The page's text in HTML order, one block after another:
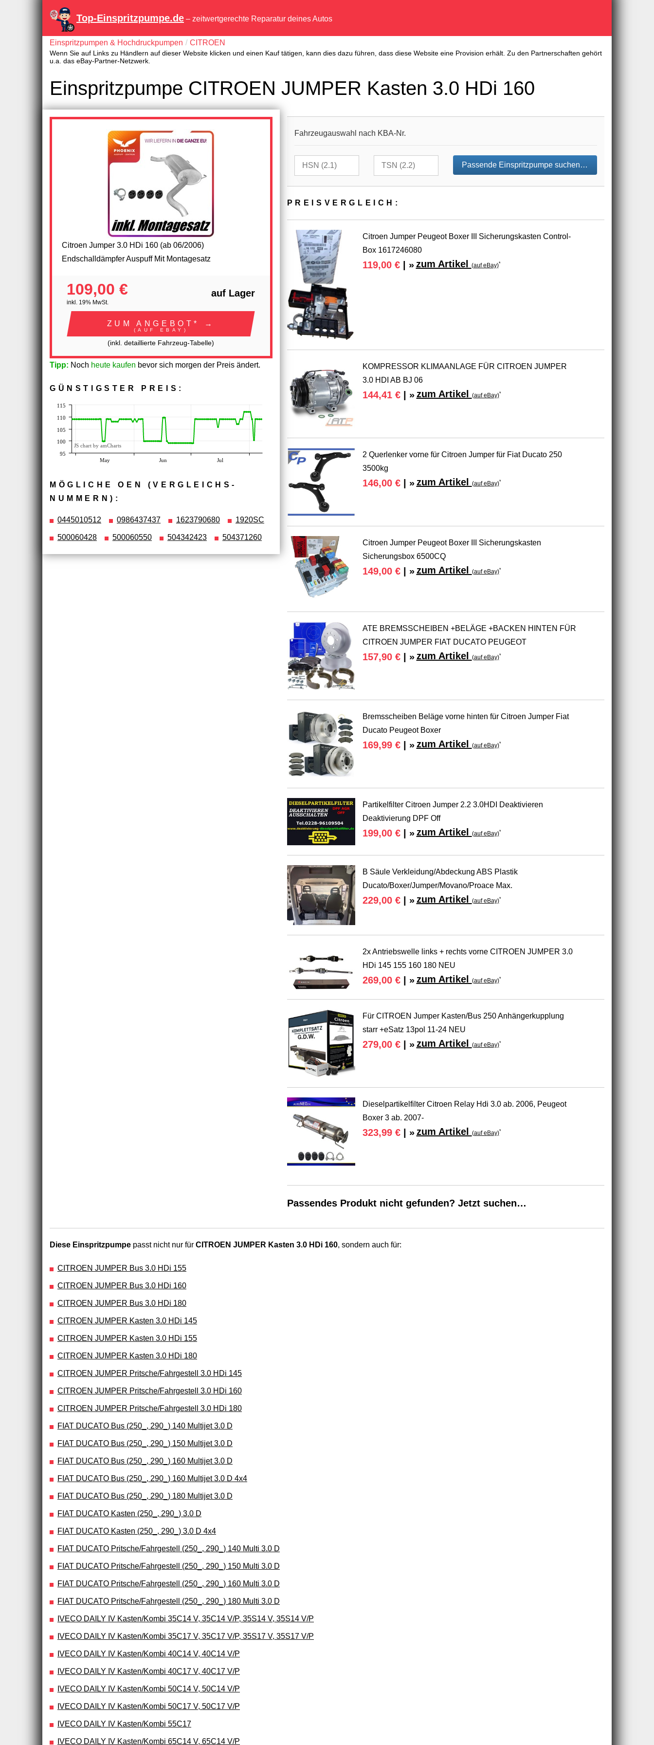
Top-Einspritzpumpe.de – zeitwertgerechte Reparatur deines Autos
Einspritzpumpen & Hochdruckpumpen CITROEN
Wenn Sie auf Links zu Händlern auf dieser Website klicken und einen Kauf tätigen, kann dies dazu führen, dass diese Website eine Provision erhält. Zu den Partnerschaften gehört
u.a. das eBay-Partner-Netzwerk.
Einspritzpumpe CITROEN JUMPER Kasten 3.0 HDi 160
Citroen Jumper 3.0 HDi 160 (ab 06/2006)
Endschalldämpfer Auspuff Mit Montagesatz
109,00 €
inkl. 19% MwSt.
auf Lager
ZUM ANGEBOT* →
(AUF EBAY)
(inkl. detaillierte Fahrzeug-Tabelle)
Tipp: Noch heute kaufen bevor sich morgen der Preis ändert.
GÜNSTIGSTER PREIS:
May Jun Jul
95
100
105
110
115
JS chart by amCharts
MÖGLICHE OEN (VERGLEICHS­
NUMMERN):
0445010512 0986437437 1623790680 1920SC
500060428 500060550 504342423 504371260
Fahrzeugauswahl nach KBA-Nr.
Passende Einspritzpumpe suchen…
PREIS­VER­GLEICH:
Citroen Jumper Peugeot Boxer III Sicherungskasten Control-
Box 1617246080
119,00 €| » zum Artikel (auf eBay)*
KOMPRESSOR KLIMAANLAGE FÜR CITROEN JUMPER
3.0 HDI AB BJ 06
144,41 €| » zum Artikel (auf eBay)*
2 Querlenker vorne für Citroen Jumper für Fiat Ducato 250
3500kg
146,00 €| » zum Artikel (auf eBay)*
Citroen Jumper Peugeot Boxer III Sicherungskasten
Sicherungsbox 6500CQ
149,00 €| » zum Artikel (auf eBay)*
ATE BREMSSCHEIBEN +BELÄGE +BACKEN HINTEN FÜR
CITROEN JUMPER FIAT DUCATO PEUGEOT
157,90 €| » zum Artikel (auf eBay)*
Bremsscheiben Beläge vorne hinten für Citroen Jumper Fiat
Ducato Peugeot Boxer
169,99 €| » zum Artikel (auf eBay)*
Partikelfilter Citroen Jumper 2.2 3.0HDI Deaktivieren
Deaktivierung DPF Off
199,00 €| » zum Artikel (auf eBay)*
B Säule Verkleidung/Abdeckung ABS Plastik
Ducato/Boxer/Jumper/Movano/Proace Max.
229,00 €| » zum Artikel (auf eBay)*
2x Antriebswelle links + rechts vorne CITROEN JUMPER 3.0
HDi 145 155 160 180 NEU
269,00 €| » zum Artikel (auf eBay)*
Für CITROEN Jumper Kasten/Bus 250 Anhängerkupplung
starr +eSatz 13pol 11-24 NEU
279,00 €| » zum Artikel (auf eBay)*
Dieselpartikelfilter Citroen Relay Hdi 3.0 ab. 2006, Peugeot
Boxer 3 ab. 2007-
323,99 €| » zum Artikel (auf eBay)*
Passendes Produkt nicht gefunden? Jetzt suchen…
Diese Einspritzpumpe passt nicht nur für CITROEN JUMPER Kasten 3.0 HDi 160, sondern auch für:
CITROEN JUMPER Bus 3.0 HDi 155
CITROEN JUMPER Bus 3.0 HDi 160
CITROEN JUMPER Bus 3.0 HDi 180
CITROEN JUMPER Kasten 3.0 HDi 145
CITROEN JUMPER Kasten 3.0 HDi 155
CITROEN JUMPER Kasten 3.0 HDi 180
CITROEN JUMPER Pritsche/Fahrgestell 3.0 HDi 145
CITROEN JUMPER Pritsche/Fahrgestell 3.0 HDi 160
CITROEN JUMPER Pritsche/Fahrgestell 3.0 HDi 180
FIAT DUCATO Bus (250_, 290_) 140 Multijet 3.0 D
FIAT DUCATO Bus (250_, 290_) 150 Multijet 3.0 D
FIAT DUCATO Bus (250_, 290_) 160 Multijet 3.0 D
FIAT DUCATO Bus (250_, 290_) 160 Multijet 3.0 D 4x4
FIAT DUCATO Bus (250_, 290_) 180 Multijet 3.0 D
FIAT DUCATO Kasten (250_, 290_) 3.0 D
FIAT DUCATO Kasten (250_, 290_) 3.0 D 4x4
FIAT DUCATO Pritsche/Fahrgestell (250_, 290_) 140 Multi 3.0 D
FIAT DUCATO Pritsche/Fahrgestell (250_, 290_) 150 Multi 3.0 D
FIAT DUCATO Pritsche/Fahrgestell (250_, 290_) 160 Multi 3.0 D
FIAT DUCATO Pritsche/Fahrgestell (250_, 290_) 180 Multi 3.0 D
IVECO DAILY IV Kasten/Kombi 35C14 V, 35C14 V/P, 35S14 V, 35S14 V/P
IVECO DAILY IV Kasten/Kombi 35C17 V, 35C17 V/P, 35S17 V, 35S17 V/P
IVECO DAILY IV Kasten/Kombi 40C14 V, 40C14 V/P
IVECO DAILY IV Kasten/Kombi 40C17 V, 40C17 V/P
IVECO DAILY IV Kasten/Kombi 50C14 V, 50C14 V/P
IVECO DAILY IV Kasten/Kombi 50C17 V, 50C17 V/P
IVECO DAILY IV Kasten/Kombi 55C17
IVECO DAILY IV Kasten/Kombi 65C14 V, 65C14 V/P